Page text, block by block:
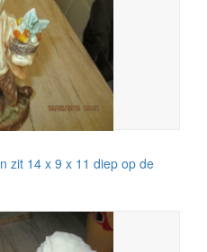
zit 14 x 9 x 11 diep op de